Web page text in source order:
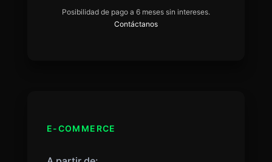
Posibilidad de pago a 6 meses sin intereses.
Contáctanos
E-COMMERCE